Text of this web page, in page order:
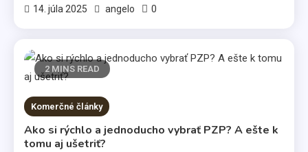
14. júla 2025 angelo 0
2 MINS READ
Komerčné články
Ako si rýchlo a jednoducho vybrať PZP? A ešte k
tomu aj ušetriť?